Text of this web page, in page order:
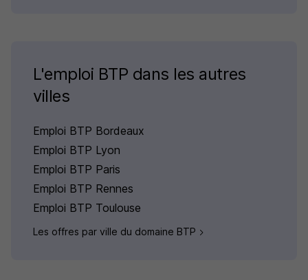
L'emploi BTP dans les autres
villes
Emploi BTP Bordeaux
Emploi BTP Lyon
Emploi BTP Paris
Emploi BTP Rennes
Emploi BTP Toulouse
Les offres par ville du domaine BTP